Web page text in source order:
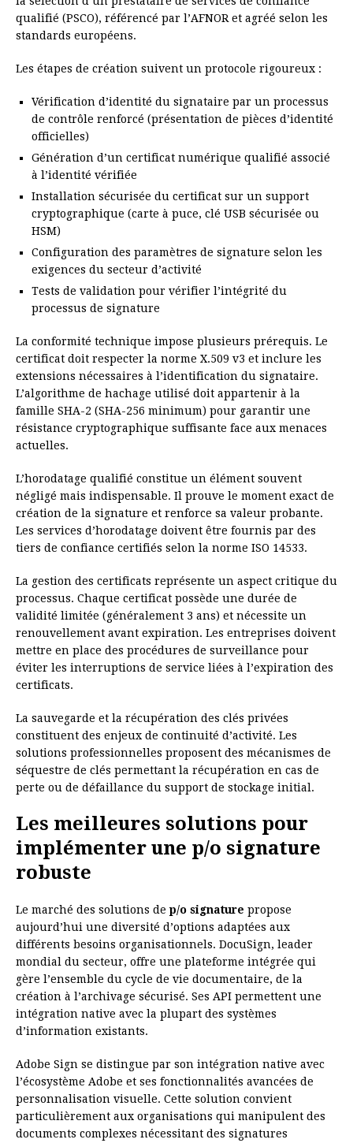
qualifié (PSCO), référencé par l’AFNOR et agréé selon les
standards européens.
Les étapes de création suivent un protocole rigoureux :
Vérification d’identité du signataire par un processus
de contrôle renforcé (présentation de pièces d’identité
officielles)
Génération d’un certificat numérique qualifié associé
à l’identité vérifiée
Installation sécurisée du certificat sur un support
cryptographique (carte à puce, clé USB sécurisée ou
HSM)
Configuration des paramètres de signature selon les
exigences du secteur d’activité
Tests de validation pour vérifier l’intégrité du
processus de signature
La conformité technique impose plusieurs prérequis. Le
certificat doit respecter la norme X.509 v3 et inclure les
extensions nécessaires à l’identification du signataire.
L’algorithme de hachage utilisé doit appartenir à la
famille SHA-2 (SHA-256 minimum) pour garantir une
résistance cryptographique suffisante face aux menaces
actuelles.
L’horodatage qualifié constitue un élément souvent
négligé mais indispensable. Il prouve le moment exact de
création de la signature et renforce sa valeur probante.
Les services d’horodatage doivent être fournis par des
tiers de confiance certifiés selon la norme ISO 14533.
La gestion des certificats représente un aspect critique du
processus. Chaque certificat possède une durée de
validité limitée (généralement 3 ans) et nécessite un
renouvellement avant expiration. Les entreprises doivent
mettre en place des procédures de surveillance pour
éviter les interruptions de service liées à l’expiration des
certificats.
La sauvegarde et la récupération des clés privées
constituent des enjeux de continuité d’activité. Les
solutions professionnelles proposent des mécanismes de
séquestre de clés permettant la récupération en cas de
perte ou de défaillance du support de stockage initial.
Les meilleures solutions pour
implémenter une p/o signature
robuste
Le marché des solutions de p/o signature propose
aujourd’hui une diversité d’options adaptées aux
différents besoins organisationnels. DocuSign, leader
mondial du secteur, offre une plateforme intégrée qui
gère l’ensemble du cycle de vie documentaire, de la
création à l’archivage sécurisé. Ses API permettent une
intégration native avec la plupart des systèmes
d’information existants.
Adobe Sign se distingue par son intégration native avec
l’écosystème Adobe et ses fonctionnalités avancées de
personnalisation visuelle. Cette solution convient
particulièrement aux organisations qui manipulent des
documents complexes nécessitant des signatures